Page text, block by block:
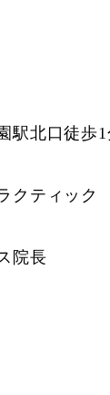
駅北口徒歩1
クティック
院長